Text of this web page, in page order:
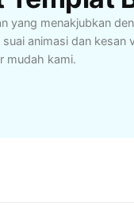
yang menakjubkan
animasi dan kesan
mudah kami.